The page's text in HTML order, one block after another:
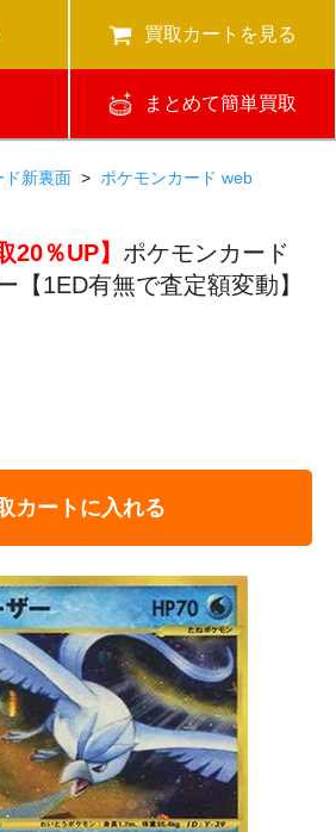
買取カートを見る
まとめて簡単買取
ド新裏面 > ポケモンカード web
20％UP】 ポケモンカード
1ED有無で査定額変動】
カートに入れる